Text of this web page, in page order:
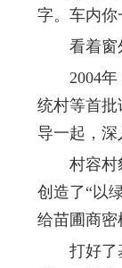
字。车内
看着窗外
2004年，
统村等首
导一起，
村容村貌
创造了“以
给苗圃商
打好了基